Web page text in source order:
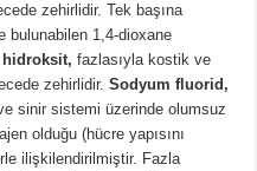
zehirlidir. Tek başına
bulunabilen 1,4-dioxane
fazlasıyla kostik ve
zehirlidir.Sodyum fluorid,
sinir sistemi üzerinde olumsuz
olduğu (hücre yapısını
ilişkilendirilmiştir. Fazla